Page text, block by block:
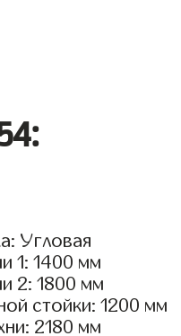
Угловая
1: 1400 мм
2: 1800 мм
стойки: 1200 мм
2180 мм